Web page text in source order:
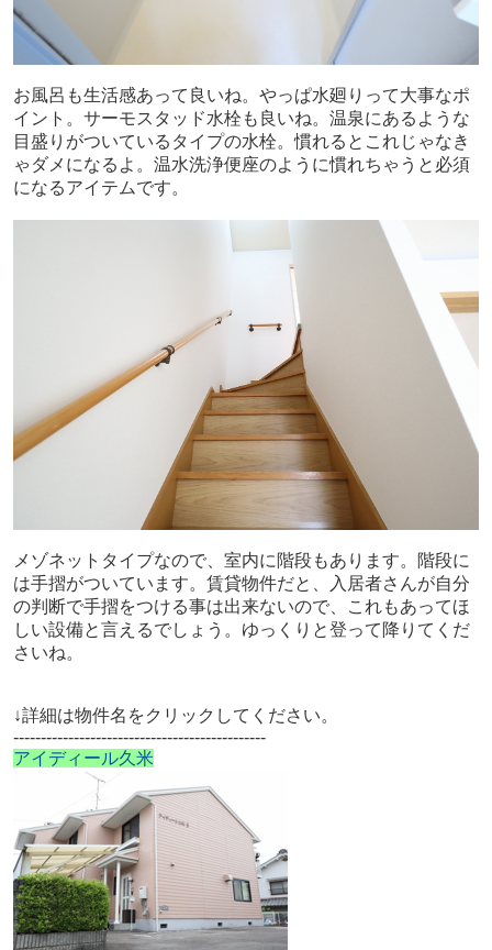
お風呂も生活感あって良いね。やっぱ水廻りって大事なポ
イント。サーモスタッド水栓も良いね。温泉にあるような
目盛りがついているタイプの水栓。慣れるとこれじゃなき
ゃダメになるよ。温水洗浄便座のように慣れちゃうと必須
になるアイテムです。
メゾネットタイプなので、室内に階段もあります。階段に
は手摺がついています。賃貸物件だと、入居者さんが自分
の判断で手摺をつける事は出来ないので、これもあってほ
しい設備と言えるでしょう。ゆっくりと登って降りてくだ
さいね。
↓詳細は物件名をクリックしてください。
----------------------------------------------
アイディール久米